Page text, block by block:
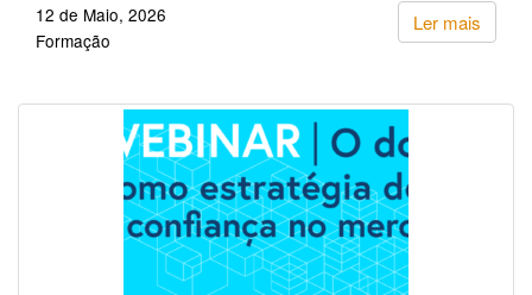
Ler mais
12 de Maio, 2026
Formação